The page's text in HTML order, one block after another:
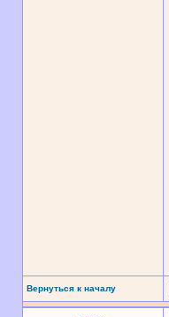
Вернуться к началу